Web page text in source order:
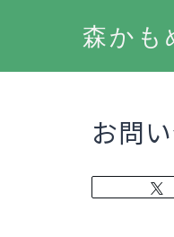
森かも
お問